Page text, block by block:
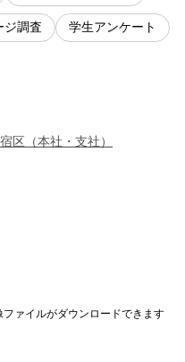
ジ調査 学生アンケート
区 （本社・支社 ）
ァイルがダウンロードできます